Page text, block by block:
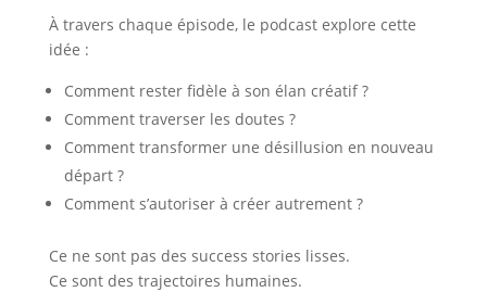
À travers chaque épisode, le podcast explore cette
idée :
Comment rester fidèle à son élan créatif ?
Comment traverser les doutes ?
Comment transformer une désillusion en nouveau
départ ?
Comment s’autoriser à créer autrement ?
Ce ne sont pas des success stories lisses.
Ce sont des trajectoires humaines.